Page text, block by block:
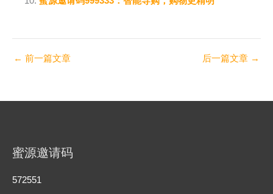
← 前一篇文章 后一篇文章 →
蜜源邀请码
572551